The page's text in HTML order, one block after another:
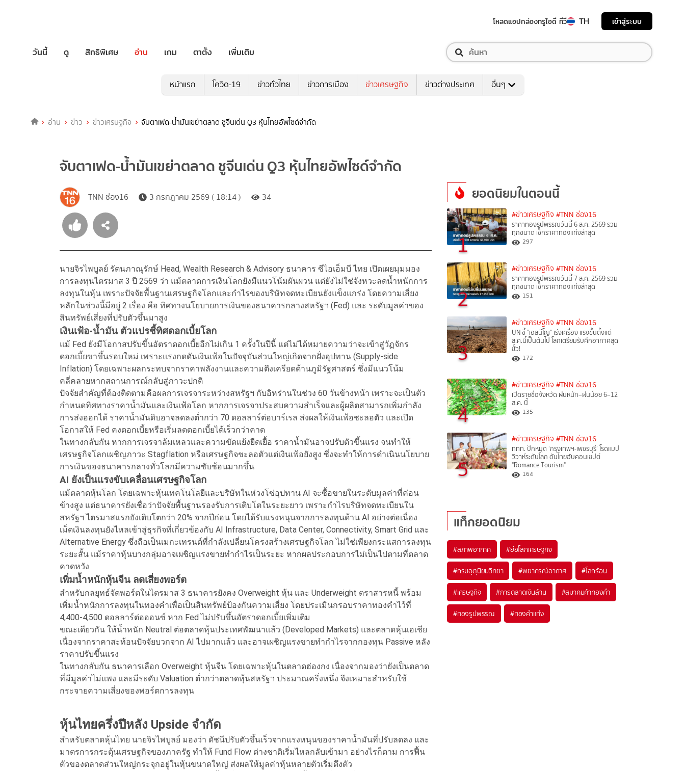
โหลดแอปกล่องทรูไอดี ทีวี TH เข้าสู่ระบบ
วันนี้ ดู สิทธิพิเศษ อ่าน เกม ตาตั้ง เพิ่มเติม
หน้าแรก โควิด-19 ข่าวทั่วไทย ข่าวการเมือง ข่าวเศรษฐกิจ ข่าวต่างประเทศ อื่นๆ
อ่าน ข่าว ข่าวเศรษฐกิจ จับตาเฟด-น้ำมันเขย่าตลาด ชูจีนเด่น Q3 หุ้นไทยอัพไซด์จำกัด
จับตาเฟด-น้ำมันเขย่าตลาด ชูจีนเด่น Q3 หุ้นไทยอัพไซด์จำกัด
TNN ช่อง16 3 กรกฎาคม 2569 ( 18:14 ) 34
นายจิรไพบูลย์ รัตนภาณุรักษ์ Head, Wealth Research & Advisory ธนาคาร ซีไอเอ็มบี ไทย เปิดเผยมุมมอง
การลงทุนไตรมาส 3 ปี 2569 ว่า แม้ตลาดการเงินโลกยังมีแนวโน้มผันผวน แต่ยังไม่ใช่จังหวะลดน้ำหนักการ
ลงทุนในหุ้น เพราะปัจจัยพื้นฐานเศรษฐกิจโลกและกำไรของบริษัทจดทะเบียนยังแข็งแกร่ง โดยความเสี่ยง
หลักในช่วงนี้มีอยู่ 2 เรื่อง คือ ทิศทางนโยบายการเงินของธนาคารกลางสหรัฐฯ (Fed) และ ระดับมูลค่าของ
สินทรัพย์เสี่ยงที่ปรับตัวขึ้นมาสูง
เงินเฟ้อ-น้ำมัน ตัวแปรชี้ทิศดอกเบี้ยโลก
แม้ Fed ยังมีโอกาสปรับขึ้นอัตราดอกเบี้ยอีกไม่เกิน 1 ครั้งในปีนี้ แต่ไม่ได้หมายความว่าจะเข้าสู่วัฏจักร
ดอกเบี้ยขาขึ้นรอบใหม่ เพราะแรงกดดันเงินเฟ้อในปัจจุบันส่วนใหญ่เกิดจากฝั่งอุปทาน (Supply-side
Inflation) โดยเฉพาะผลกระทบจากราคาพลังงานและความตึงเครียดด้านภูมิรัฐศาสตร์ ซึ่งมีแนวโน้ม
คลี่คลายหากสถานการณ์กลับสู่ภาวะปกติ
ปัจจัยสำคัญที่ต้องติดตามคือผลการเจรจาระหว่างสหรัฐฯ กับอิหร่านในช่วง 60 วันข้างหน้า เพราะจะเป็นตัว
กำหนดทิศทางราคาน้ำมันและเงินเฟ้อโลก หากการเจรจาประสบความสำเร็จและผู้ผลิตสามารถเพิ่มกำลัง
การส่งออกได้ ราคาน้ำมันดิบอาจลดลงต่ำกว่า 70 ดอลลาร์ต่อบาร์เรล ส่งผลให้เงินเฟ้อชะลอตัว และเปิด
โอกาสให้ Fed คงดอกเบี้ยหรือเริ่มลดดอกเบี้ยได้เร็วกว่าคาด
ในทางกลับกัน หากการเจรจาล้มเหลวและความขัดแย้งยืดเยื้อ ราคาน้ำมันอาจปรับตัวขึ้นแรง จนทำให้
เศรษฐกิจโลกเผชิญภาวะ Stagflation หรือเศรษฐกิจชะลอตัวแต่เงินเฟ้อยังสูง ซึ่งจะทำให้การดำเนินนโยบาย
การเงินของธนาคารกลางทั่วโลกมีความซับซ้อนมากขึ้น
AI ยังเป็นแรงขับเคลื่อนเศรษฐกิจโลก
แม้ตลาดหุ้นโลก โดยเฉพาะหุ้นเทคโนโลยีและบริษัทในห่วงโซ่อุปทาน AI จะซื้อขายในระดับมูลค่าที่ค่อน
ข้างสูง แต่ธนาคารยังเชื่อว่าปัจจัยพื้นฐานรองรับการเติบโตในระยะยาว เพราะกำไรบริษัทจดทะเบียนใน
สหรัฐฯ ไตรมาสแรกยังเติบโตกว่า 20% จากปีก่อน โดยได้รับแรงหนุนจากการลงทุนด้าน AI อย่างต่อเนื่อง
เม็ดเงินลงทุนยังไหลเข้าสู่ธุรกิจที่เกี่ยวข้องกับ AI Infrastructure, Data Center, Connectivity, Smart Grid และ
Alternative Energy ซึ่งถือเป็นเมกะเทรนด์ที่กำลังเปลี่ยนโครงสร้างเศรษฐกิจโลก ไม่ใช่เพียงกระแสการลงทุน
ระยะสั้น แม้ราคาหุ้นบางกลุ่มอาจเผชิญแรงขายทำกำไรเป็นระยะ หากผลประกอบการไม่เป็นไปตามที่ตลาด
คาดหวัง
เพิ่มน้ำหนักหุ้นจีน ลดเสี่ยงพอร์ต
สำหรับกลยุทธ์จัดพอร์ตในไตรมาส 3 ธนาคารยังคง Overweight หุ้น และ Underweight ตราสารหนี้ พร้อม
เพิ่มน้ำหนักการลงทุนในทองคำเพื่อเป็นสินทรัพย์ป้องกันความเสี่ยง โดยประเมินกรอบราคาทองคำไว้ที่
4,400-4,500 ดอลลาร์ต่อออนซ์ หาก Fed ไม่ปรับขึ้นอัตราดอกเบี้ยเพิ่มเติม
ขณะเดียวกัน ให้น้ำหนัก Neutral ต่อตลาดหุ้นประเทศพัฒนาแล้ว (Developed Markets) และตลาดหุ้นเอเชีย
เนื่องจากราคาสะท้อนปัจจัยบวกจาก AI ไปมากแล้ว และอาจเผชิญแรงขายทำกำไรจากกองทุน Passive หลัง
ราคาปรับขึ้นแรง
ในทางกลับกัน ธนาคารเลือก Overweight หุ้นจีน โดยเฉพาะหุ้นในตลาดฮ่องกง เนื่องจากมองว่ายังเป็นตลาด
ที่มีมูลค่าไม่แพง และมีระดับ Valuation ต่ำกว่าตลาดหุ้นสหรัฐฯ ประมาณครึ่งหนึ่ง จึงเหมาะสำหรับใช้
กระจายความเสี่ยงของพอร์ตการลงทุน
หุ้นไทยครึ่งปีหลัง Upside จำกัด
สำหรับตลาดหุ้นไทย นายจิรไพบูลย์ มองว่า ดัชนีปรับตัวขึ้นเร็วจากแรงหนุนของราคาน้ำมันที่ปรับลดลง และ
มาตรการกระตุ้นเศรษฐกิจของภาครัฐ ทำให้ Fund Flow ต่างชาติเริ่มไหลกลับเข้ามา อย่างไรก็ตาม การฟื้น
ตัวของตลาดส่วนใหญ่กระจุกอยู่ในหุ้นขนาดใหญ่ ส่งผลให้มูลค่าหุ้นหลายตัวเริ่มตึงตัว
ยอดนิยมในตอนนี้
1
#ข่าวเศรษฐกิจ #TNN ช่อง16
ราคาทองรูปพรรณวันนี้ 6 ส.ค. 2569 รวม
ทุกขนาด เช็กราคาทองแท่งล่าสุด
297
2
#ข่าวเศรษฐกิจ #TNN ช่อง16
ราคาทองรูปพรรณวันนี้ 7 ส.ค. 2569 รวม
ทุกขนาด เช็กราคาทองแท่งล่าสุด
151
3
#ข่าวเศรษฐกิจ #TNN ช่อง16
UN ชี้ "เอลนีโญ" เร่งเครื่อง แรงขึ้นตั้งแต่
ส.ค.นี้เป็นต้นไป โลกเตรียมรับศึกอากาศสุด
ขั้ว!
172
4
#ข่าวเศรษฐกิจ #TNN ช่อง16
เปิดรายชื่อจังหวัด ฝนหนัก–ฝนน้อย 6–12
ส.ค. นี้
135
5
#ข่าวเศรษฐกิจ #TNN ช่อง16
ททท. ปักหมุด ‘กรุงเทพฯ-เพชรบุรี’ โรดแมป
วิวาห์ระดับโลก ดันไทยฮับคอนเซปต์
"Romance Tourism"
164
แท็กยอดนิยม
#สภาพอากาศ #ย่อโลกเศรษฐกิจ
#กรมอุตุนิยมวิทยา #พยากรณ์อากาศ #โลกร้อน
#เศรษฐกิจ #การตลาดเงินล้าน #สมาคมค้าทองคำ
#ทองรูปพรรณ #ทองคำแท่ง